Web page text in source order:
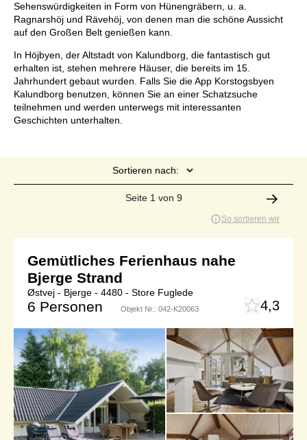
Sehenswürdigkeiten in Form von Hünengräbern, u. a.
Ragnarshöj und Rävehöj, von denen man die schöne Aussicht
auf den Großen Belt genießen kann.
In Höjbyen, der Altstadt von Kalundborg, die fantastisch gut
erhalten ist, stehen mehrere Häuser, die bereits im 15.
Jahrhundert gebaut wurden. Falls Sie die App Korstogsbyen
Kalundborg benutzen, können Sie an einer Schatzsuche
teilnehmen und werden unterwegs mit interessanten
Geschichten unterhalten.
Sortieren nach:
Seite 1 von 9
So sortieren wir
Gemütliches Ferienhaus nahe
Bjerge Strand
Østvej - Bjerge - 4480 - Store Fuglede
6 Personen Objekt Nr.: 042-K20063 4,3